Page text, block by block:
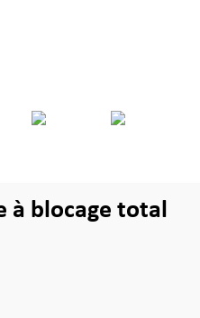
à blocage total